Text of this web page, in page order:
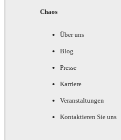
Chaos
Über uns
Blog
Presse
Karriere
Veranstaltungen
Kontaktieren Sie uns